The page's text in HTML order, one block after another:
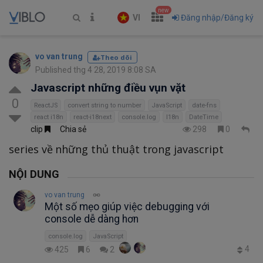
VI
new
Đăng nhập/Đăng ký
vo van trung Theo dõi
Published thg 4 28, 2019 8:08 SA
0
Javascript những điều vụn vặt
ReactJS convert string to number JavaScript
date-fns
react i18n
react-i18next console.log I18n DateTime
clip Chia sẻ 298 0
series về những thủ thuật trong javascript
NỘI DUNG
vo van trung
Một số mẹo giúp việc debugging với
console dễ dàng hơn
console.log JavaScript
425 6 2 4